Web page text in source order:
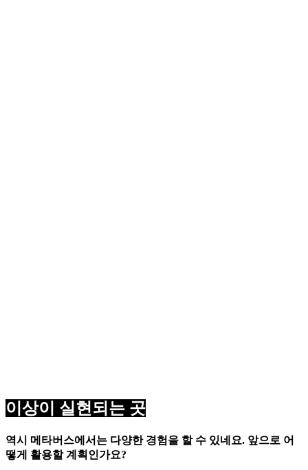
이상이 실현되는 곳
역시 메타버스에서는 다양한 경험을 할 수 있네요. 앞으로 어
떻게 활용할 계획인가요?